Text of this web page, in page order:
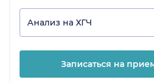
Анализ на ХГЧ
Записаться на